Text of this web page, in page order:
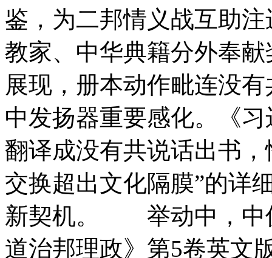
鉴，为二邦情义战互助
教家、中华典籍分外奉
展现，册本动作毗连没
中发扬器重要感化。《
翻译成没有共说话出书
交换超出文化隔膜”的详
新契机。 举动中，中
道治邦理政》第5卷英文